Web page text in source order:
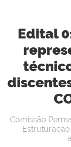
Edital
Comissão